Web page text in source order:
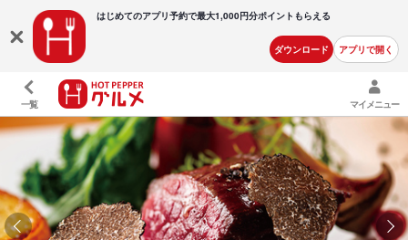
はじめてのアプリ予約で最大1,000円分ポイントもらえる
ダウンロード アプリで開く
一覧 マイメニュー